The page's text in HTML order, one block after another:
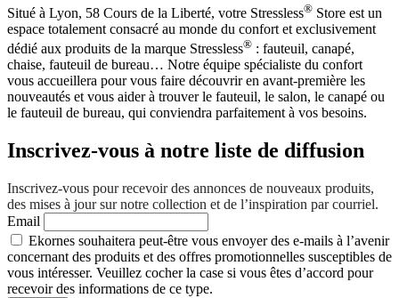
Situé à Lyon, 58 Cours de la Liberté, votre Stressless® Store est un
espace totalement consacré au monde du confort et exclusivement
dédié aux produits de la marque Stressless® : fauteuil, canapé,
chaise, fauteuil de bureau… Notre équipe spécialiste du confort
vous accueillera pour vous faire découvrir en avant-première les
nouveautés et vous aider à trouver le fauteuil, le salon, le canapé ou
le fauteuil de bureau, qui conviendra parfaitement à vos besoins.
Inscrivez-vous à notre liste de diffusion
Inscrivez-vous pour recevoir des annonces de nouveaux produits,
des mises à jour sur notre collection et de l’inspiration par courriel.
Email
Ekornes souhaitera peut-être vous envoyer des e-mails à l’avenir
concernant des produits et des offres promotionnelles susceptibles de
vous intéresser. Veuillez cocher la case si vous êtes d’accord pour
recevoir des informations de ce type.